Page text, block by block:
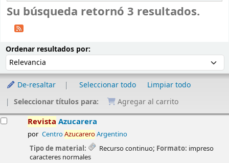
Su búsqueda retornó 3 resultados.
Ordenar resultados por:
De-resaltar Seleccionar todo
Limpiar todo
Seleccionar títulos para:
Agregar al carrito
Revista Azucarera
por CentroAzucareroArgentino
Tipo de material: Recurso continuo; Formato: impreso
caracteres normales